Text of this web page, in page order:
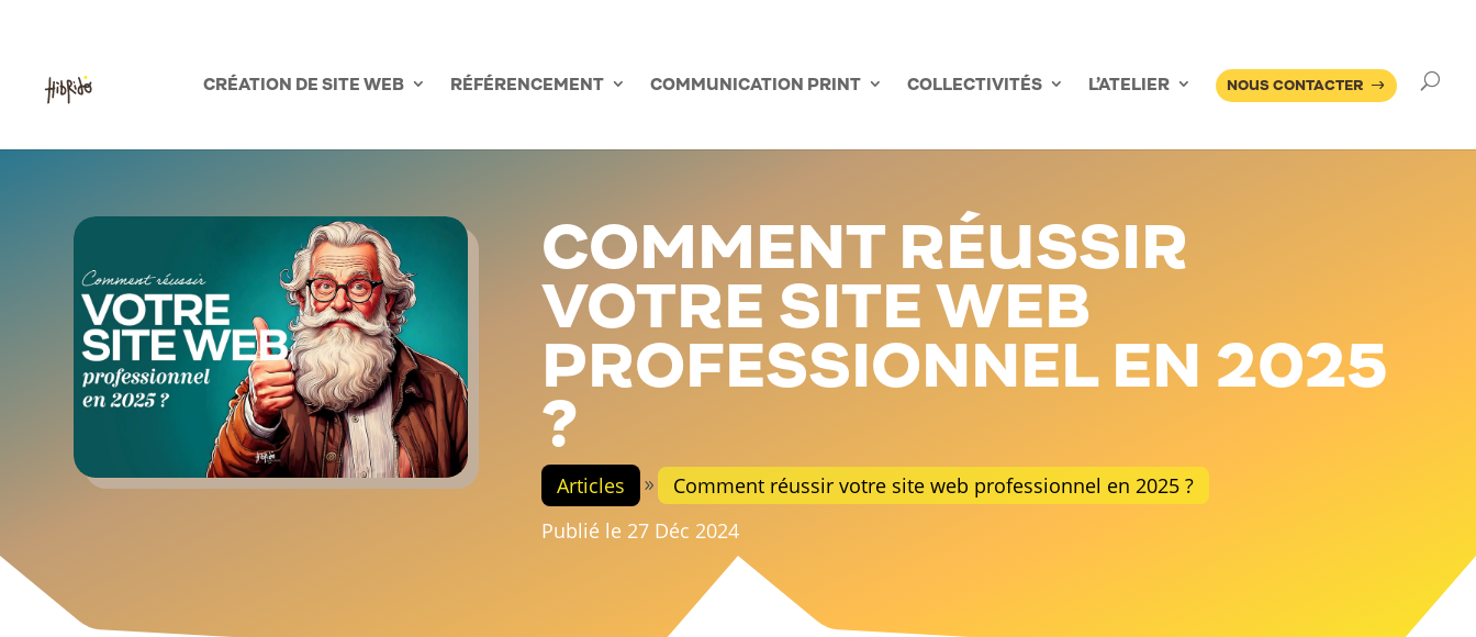
CRÉATION DE SITE WEB RÉFÉRENCEMENT COMMUNICATION PRINT COLLECTIVITÉS L’ATELIER NOUS CONTACTER
COMMENT RÉUSSIR
VOTRE SITE WEB
PROFESSIONNEL EN 2025
?
Articles
Comment réussir votre site web professionnel en 2025 ?
Publié le 27 Déc 2024